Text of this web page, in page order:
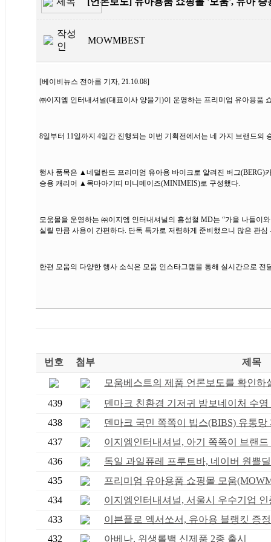
작성
인
MOWMBEST
[베이비뉴스 전아름 기자, 21.10.08]
㈜이지엠 인터내셔널(대표이사 양을기)이 운영하는 프리미엄 유아용품
8일부터 11일까지 4일간 진행되는 이번 기획전에서는 네 가지 브랜드의
행사 품목은 ▲네덜란드 프리미엄 유아용 바이크로 알려진 버그
승용 캐리어 ▲목마아기띠 미니메이즈(MINIMEIS)로 구성했다.
모움몰을 운영하는 ㈜이지엠 인터내셔널의 홍성철 MD는 “가을 나들이
실릴 만큼 사용이 간편하다. 단독 특가로 저렴하게 준비했으니 많은 관
한편 모움의 다양한 행사 소식은 모움 인스타그램을 통해 실시간으로 전
번호 첨부
제목
모움베스트의 제품 언론보도를 확인하
439
덴마크 친환경 기저귀 밤보네이처 수영
438
덴마크 국민 쪽쪽이 빕스(BIBS) 유통망
437
이지엠인터내셔널, 아기 쪽쪽이 브랜드
436
독일 과일퓨레 프루트바, 네이버 원쁠
435
프리미엄 유아용품 쇼핑몰 모움
434
이지엠인터내셔널, 서울시 우수기업 인
433
이븐플로 엑서쏘서, 유아용 블랭킷 증
432
아베나, 위생롤백 신제품 2종 출시